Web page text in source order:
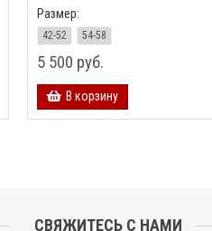
Размер:
42-52 54-58
5 500 руб.
В корзину
СВЯЖИТЕСЬ С НАМИ